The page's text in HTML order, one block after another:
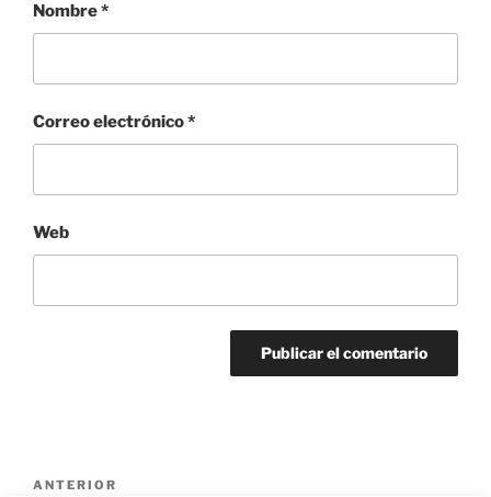
Nombre*
Correo electrónico*
Web
Navegación
Entrada
ANTERIOR